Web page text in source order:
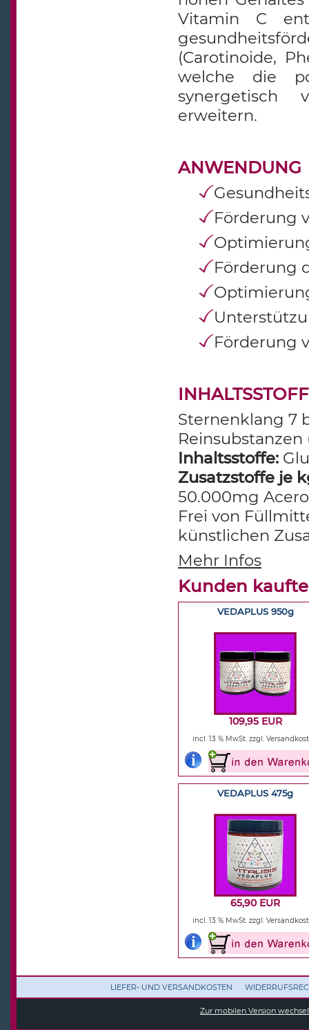
Vitamin C
(Carotinoide,
welche die
synergetisch
erweitern.
ANWENDUNG
Förderung
Förderung
Förderung
Sternenklang 7
Inhaltsstoffe:
Zusatzstoffe je
50.000mg
Frei von
künstlichen
Mehr Infos
Kunden
VEDAPLUS 950g
109,95 EUR
incl. 13 % MwSt. zzgl.
VEDAPLUS 475g
65,90 EUR
incl. 13 % MwSt. zzgl.
LIEFER- UND VERSANDKOSTEN
Zur mobilen Version